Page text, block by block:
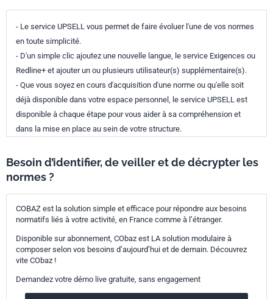
- Le service UPSELL vous permet de faire évoluer l'une de vos normes
en toute simplicité.
- D'un simple clic ajoutez une nouvelle langue, le service Exigences ou
Redline+ et ajouter un ou plusieurs utilisateur(s) supplémentaire(s).
- Que vous soyez en cours d'acquisition d'une norme ou qu'elle soit
déjà disponible dans votre espace personnel, le service UPSELL est
disponible à chaque étape pour vous aider à sa compréhension et
dans la mise en place au sein de votre structure.
Besoin d’identifier, de veiller et de décrypter les
normes ?
COBAZ est la solution simple et efficace pour répondre aux besoins
normatifs liés à votre activité, en France comme à l’étranger.
Disponible sur abonnement, CObaz est LA solution modulaire à
composer selon vos besoins d’aujourd’hui et de demain. Découvrez
vite CObaz !
Demandez votre démo live gratuite, sans engagement